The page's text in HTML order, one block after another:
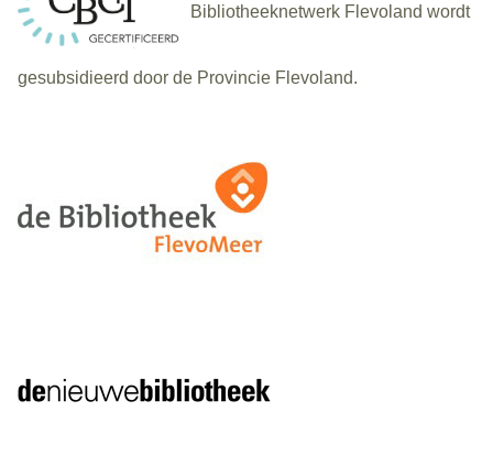
Bibliotheeknetwerk Flevoland wordt
gesubsidieerd door de Provincie Flevoland.